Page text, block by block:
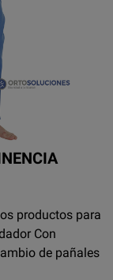
productos para
Con
de pañales